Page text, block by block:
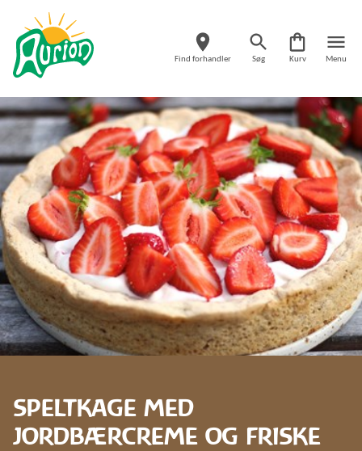
Find forhandler Søg Kurv Menu
SPELTKAGE MED
JORDBÆRCREME OG FRISKE